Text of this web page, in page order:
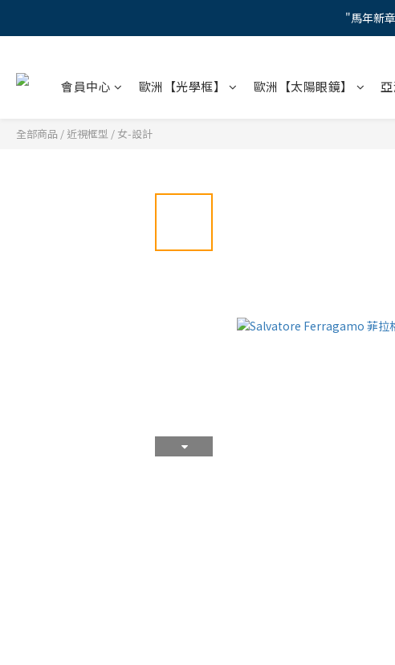
"馬年新
"馬年新
【蔡司MAX防
會員中心 歐洲【光學框】 歐洲【太陽眼鏡】
全部商品 / 近視框型 / 女-設計